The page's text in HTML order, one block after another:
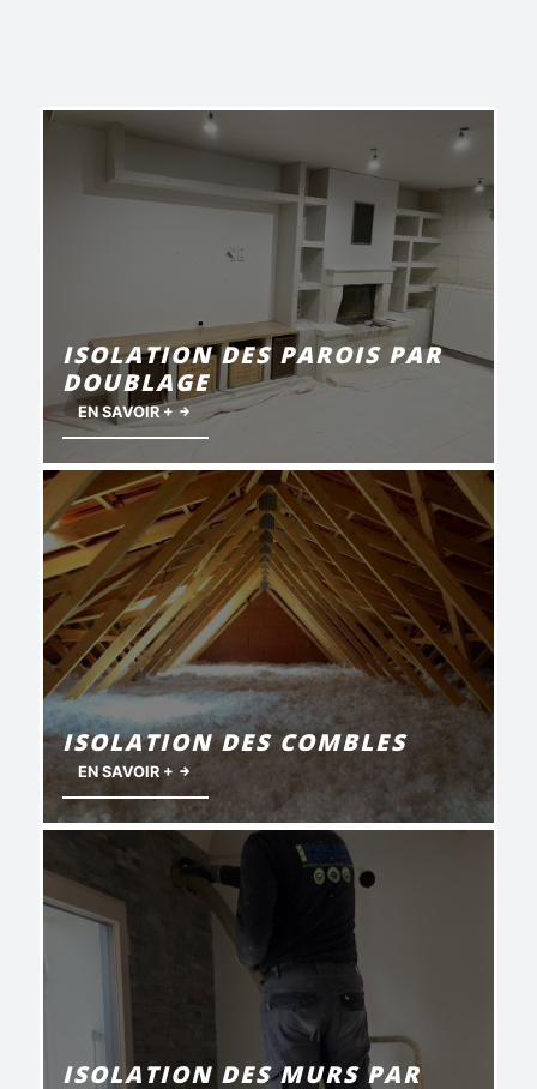
ISOLATION DES PAROIS PAR
DOUBLAGE
EN SAVOIR +
ISOLATION DES COMBLES
EN SAVOIR +
ISOLATION DES MURS PAR